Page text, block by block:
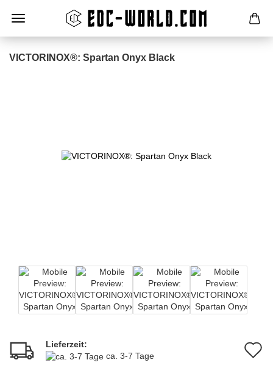
VICTORINOX®: Spartan Onyx Black
Lieferzeit:
ca. 3-7 Tage